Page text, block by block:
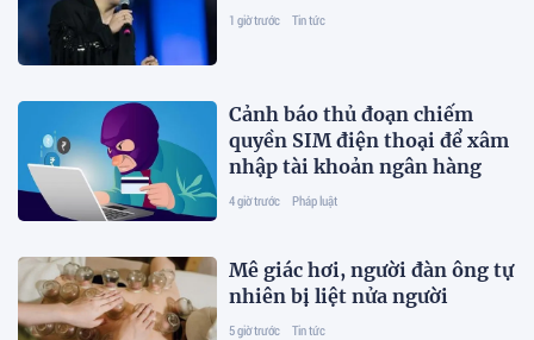
1 giờ trước Tin tức
Cảnh báo thủ đoạn chiếm
quyền SIM điện thoại để xâm
nhập tài khoản ngân hàng
4 giờ trước Pháp luật
Mê giác hơi, người đàn ông tự
nhiên bị liệt nửa người
5 giờ trước Tin tức